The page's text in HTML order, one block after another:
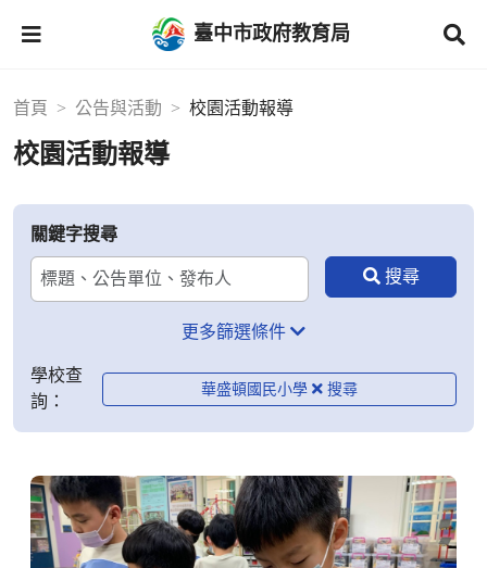
臺中市政府教育局
首頁 公告與活動 校園活動報導
校園活動報導
關鍵字搜尋
更多篩選條件
學校查
詢：
華盛頓國民小學